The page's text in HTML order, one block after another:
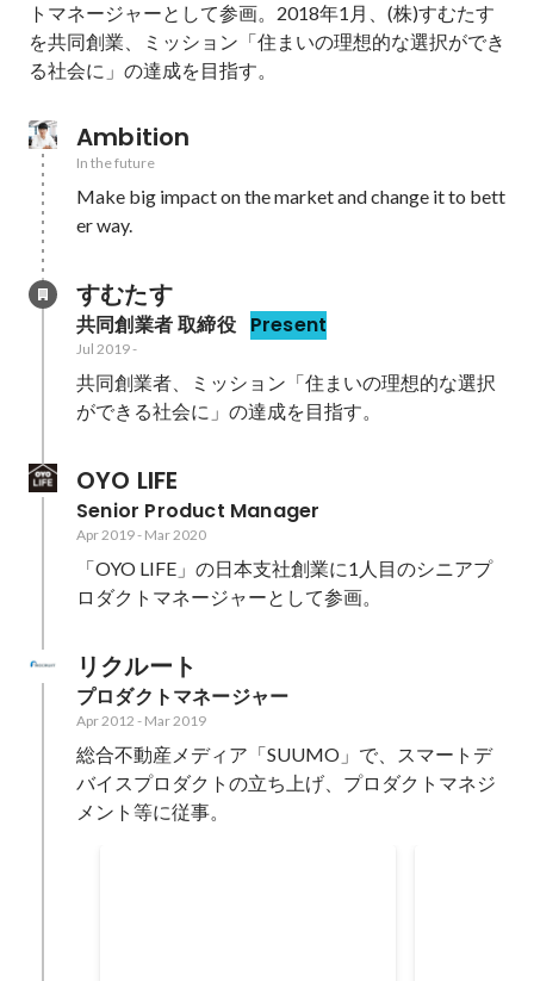
トマネージャーとして参画。2018年1月、(株)すむたす
を共同創業、ミッション「住まいの理想的な選択ができ
る社会に」の達成を目指す。
Ambition
In the future
Make big impact on the market and change it to bett
er way.
すむたす
共同創業者 取締役 Present
Jul 2019-
共同創業者、ミッション「住まいの理想的な選択
ができる社会に」の達成を目指す。
OYO LIFE
Senior Product Manager
Apr 2019- Mar 2020
「OYO LIFE」の日本支社創業に1人目のシニアプ
ロダクトマネージャーとして参画。
リクルート
プロダクトマネージャー
Apr 2012 - Mar 2019
総合不動産メディア「SUUMO」で、スマートデ
バイスプロダクトの立ち上げ、プロダクトマネジ
メント等に従事。